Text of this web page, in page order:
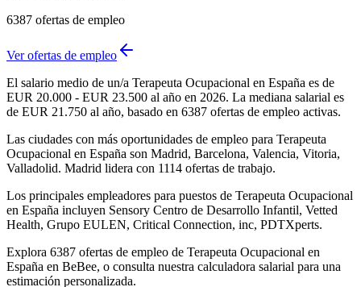
6387 ofertas de empleo
Ver ofertas de empleo
El salario medio de un/a Terapeuta Ocupacional en España es de
EUR 20.000 - EUR 23.500 al año en 2026. La mediana salarial es
de EUR 21.750 al año, basado en 6387 ofertas de empleo activas.
Las ciudades con más oportunidades de empleo para Terapeuta
Ocupacional en España son Madrid, Barcelona, Valencia, Vitoria,
Valladolid. Madrid lidera con 1114 ofertas de trabajo.
Los principales empleadores para puestos de Terapeuta Ocupacional
en España incluyen Sensory Centro de Desarrollo Infantil, Vetted
Health, Grupo EULEN, Critical Connection, inc, PDTXperts.
Explora 6387 ofertas de empleo de Terapeuta Ocupacional en
España en BeBee, o consulta nuestra calculadora salarial para una
estimación personalizada.